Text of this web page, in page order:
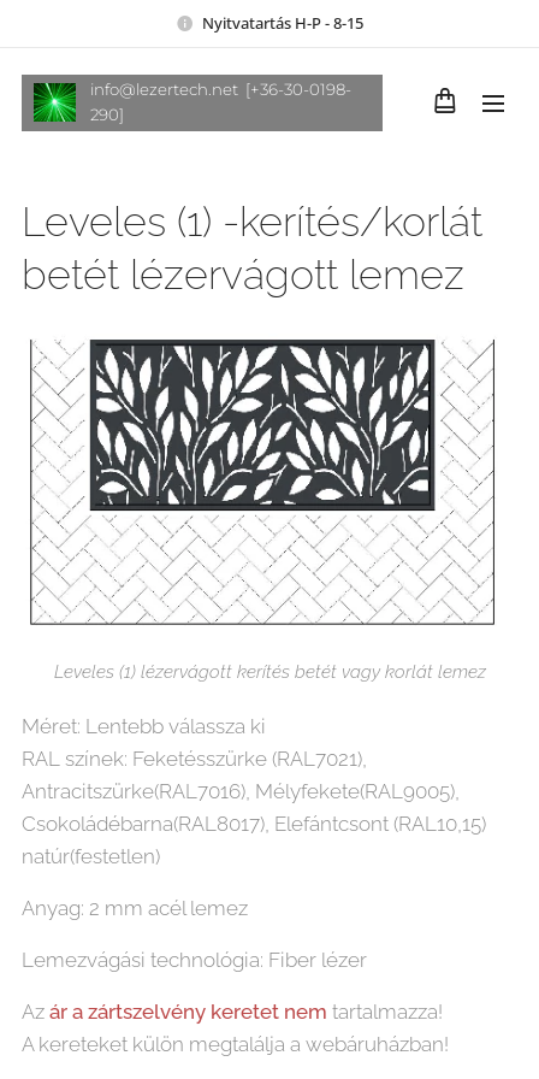
Nyitvatartás H-P - 8-15
info@lezertech.net [+36-30-0198-
290]
Leveles (1) -kerítés/korlát
betét lézervágott lemez
Leveles (1) lézervágott kerítés betét vagy korlát lemez
Méret: Lentebb válassza ki
RAL színek: Feketésszürke (RAL7021),
Antracitszürke(RAL7016), Mélyfekete(RAL9005),
Csokoládébarna(RAL8017), Elefántcsont (RAL10,15)
natúr(festetlen)
Anyag: 2 mm acél lemez
Lemezvágási technológia: Fiber lézer
Az ár a zártszelvény keretet nem tartalmazza!
A kereteket külön megtalálja a webáruházban!